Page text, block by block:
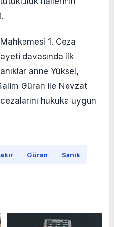
1. Ceza
davasında ilk
anne Yüksel,
Güran ile Nevzat
hukuka uygun
Güran Sanık